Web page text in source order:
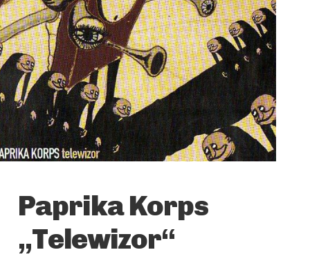
Paprika Korps
„Telewizor“